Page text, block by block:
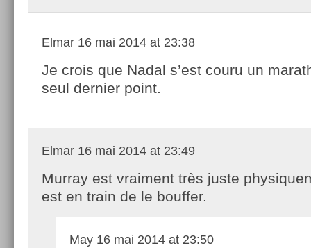
Elmar 16 mai 2014 at 23:38
Je crois que Nadal s’est couru un
seul dernier point.
Elmar 16 mai 2014 at 23:49
Murray est vraiment très juste
est en train de le bouffer.
May 16 mai 2014 at 23:50